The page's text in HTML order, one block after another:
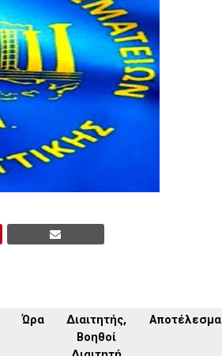
Ώρα
Διαιτητής,
Βοηθοί
Αποτέλεσμα